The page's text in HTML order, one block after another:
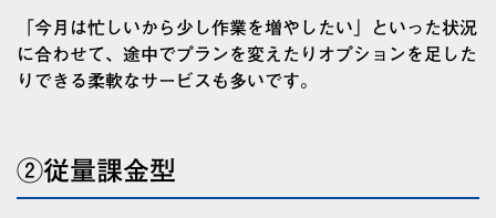
「今月は忙しいから少し作業を増やしたい」といった状況
に合わせて、途中でプランを変えたりオプションを足した
りできる柔軟なサービスも多いです。
②従量課金型